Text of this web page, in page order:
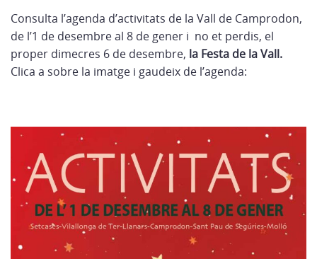
Consulta l’agenda d’activitats de la Vall de Camprodon,
de l’1 de desembre al 8 de gener i no et perdis, el
proper dimecres 6 de desembre, la Festa de la Vall.
Clica a sobre la imatge i gaudeix de l’agenda: